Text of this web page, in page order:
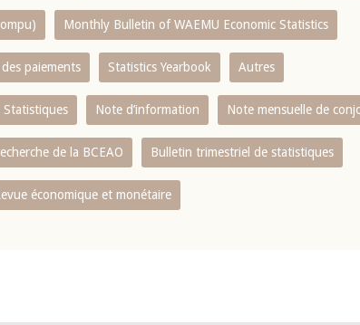
Monthly Bulletin of WAEMU Economic Statistics
paiements Statistics Yearbook Autres
Statistiques Note d’information Note mensuelle de
de la BCEAO Bulletin trimestriel de statistiques
économique et monétaire